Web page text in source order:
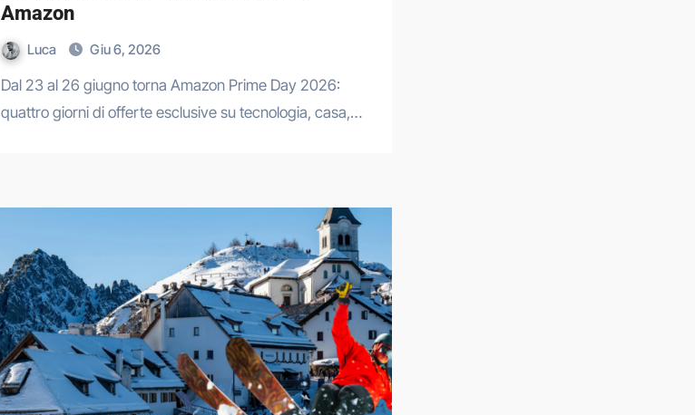
Amazon
Luca Giu 6, 2026
Dal 23 al 26 giugno torna Amazon Prime Day 2026:
quattro giorni di offerte esclusive su tecnologia, casa,…